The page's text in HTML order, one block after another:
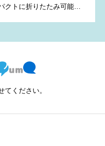
クトに折りたたみ可能。
てください。